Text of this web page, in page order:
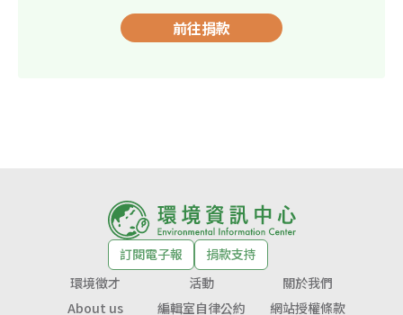
前往捐款
訂閱電子報
捐款支持
環境徵才
活動
關於我們
About us
編輯室自律公約 網站授權條款